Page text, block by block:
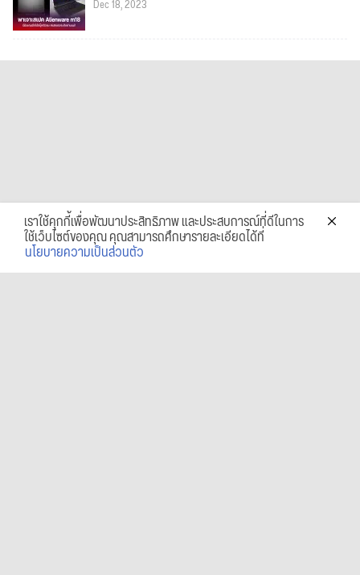
Dec 18, 2023
เราใช้คุกกี้เพื่อพัฒนาประสิทธิภาพ และประสบการณ์ที่ดีในการ
ใช้เว็บไซต์ของคุณ คุณสามารถศึกษารายละเอียดได้ที่
นโยบายความเป็นส่วนตัว